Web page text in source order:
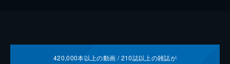
420,000本以上の動画 /210誌以上の雑誌が